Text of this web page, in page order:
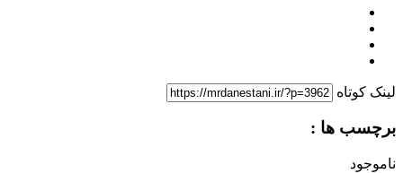
لینک کوتاه
برچسب ها :
ناموجود